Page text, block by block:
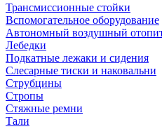
Трансмиссионные стойки
Вспомогательное оборудование
Автономный воздушный
Лебедки
Подкатные лежаки и сидения
Слесарные тиски и наковальни
Струбцины
Стропы
Стяжные ремни
Тали